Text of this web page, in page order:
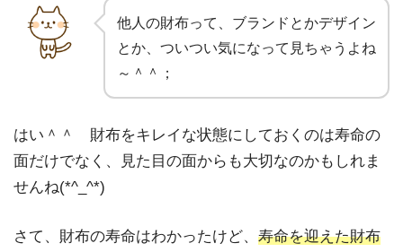
他人の財布って、ブランドとかデザイン
とか、ついつい気になって見ちゃうよね
～＾＾；
はい＾＾ 財布をキレイな状態にしておくのは寿命の
面だけでなく、見た目の面からも大切なのかもしれま
せんね(*^_^*)
さて、財布の寿命はわかったけど、 寿命を迎えた財布